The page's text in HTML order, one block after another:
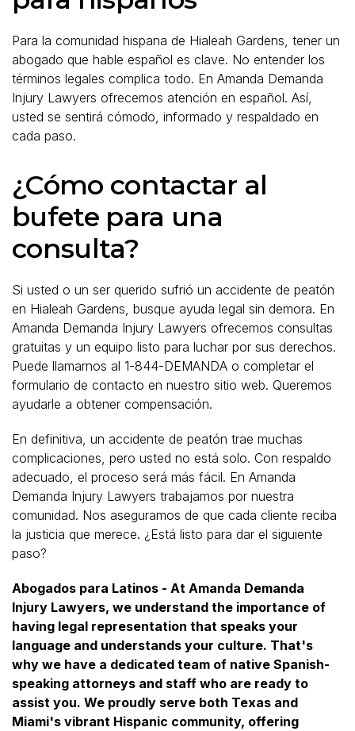
Para la comunidad hispana de Hialeah Gardens, tener un
abogado que hable español es clave. No entender los
términos legales complica todo. En Amanda Demanda
Injury Lawyers ofrecemos atención en español. Así,
usted se sentirá cómodo, informado y respaldado en
cada paso.
¿Cómo contactar al
bufete para una
consulta?
Si usted o un ser querido sufrió un accidente de peatón
en Hialeah Gardens, busque ayuda legal sin demora. En
Amanda Demanda Injury Lawyers ofrecemos consultas
gratuitas y un equipo listo para luchar por sus derechos.
Puede llamarnos al 1-844-DEMANDA o completar el
formulario de contacto en nuestro sitio web. Queremos
ayudarle a obtener compensación.
En definitiva, un accidente de peatón trae muchas
complicaciones, pero usted no está solo. Con respaldo
adecuado, el proceso será más fácil. En Amanda
Demanda Injury Lawyers trabajamos por nuestra
comunidad. Nos aseguramos de que cada cliente reciba
la justicia que merece. ¿Está listo para dar el siguiente
paso?
Abogados para Latinos - At Amanda Demanda
Injury Lawyers, we understand the importance of
having legal representation that speaks your
language and understands your culture. That's
why we have a dedicated team of native Spanish-
speaking attorneys and staff who are ready to
assist you. We proudly serve both Texas and
Miami's vibrant Hispanic community, offering